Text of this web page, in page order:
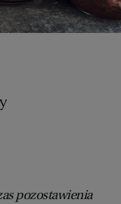
pozostawienia